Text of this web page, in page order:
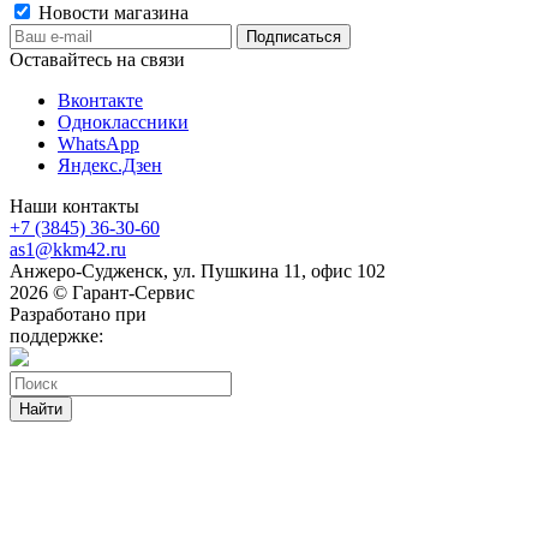
Новости магазина
Оставайтесь на связи
Вконтакте
Одноклассники
WhatsApp
Яндекс.Дзен
Наши контакты
+7 (3845) 36-30-60
as1@kkm42.ru
Анжеро-Судженск, ул. Пушкина 11, офис 102
2026 © Гарант-Сервис
Разработано при
поддержке:
Найти